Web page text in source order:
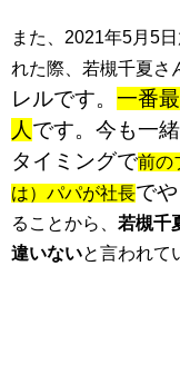
また、2021年5月5
れた際、若槻千夏さ
レルです。 一番
人 です。 今も一
タイミングで前の
は）パパが社長で
ることから、 若槻千
違いないと言われて